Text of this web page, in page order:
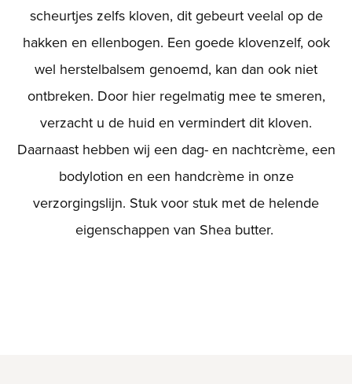
scheurtjes zelfs kloven, dit gebeurt veelal op de
hakken en ellenbogen. Een goede klovenzelf, ook
wel herstelbalsem genoemd, kan dan ook niet
ontbreken. Door hier regelmatig mee te smeren,
verzacht u de huid en vermindert dit kloven.
Daarnaast hebben wij een dag- en nachtcrème, een
bodylotion en een handcrème in onze
verzorgingslijn. Stuk voor stuk met de helende
eigenschappen van Shea butter.